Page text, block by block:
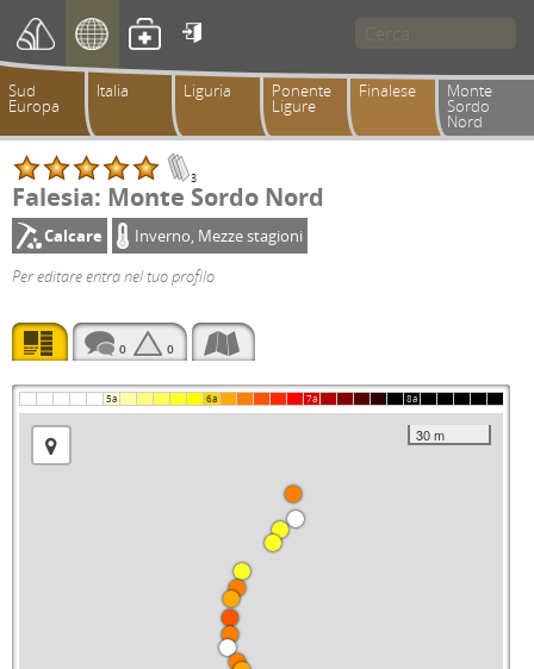

Sud
Europa
Italia Liguria Ponente
Ligure
Finalese Monte
Sordo
Nord
3
Falesia: Monte Sordo Nord
Calcare
Inverno, Mezze stagioni
Per editare entra nel tuo profilo
0 0
5a 6a 7a 8a
30 m